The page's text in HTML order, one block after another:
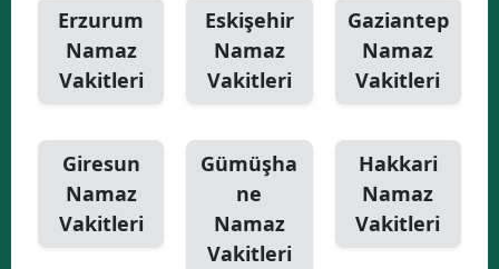
Erzurum
Namaz
Vakitleri
Eskişehir
Namaz
Vakitleri
Gaziantep
Namaz
Vakitleri
Giresun
Namaz
Vakitleri
Gümüşha
ne
Namaz
Vakitleri
Hakkari
Namaz
Vakitleri